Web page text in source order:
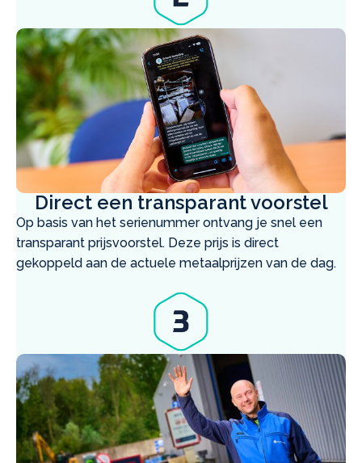
Direct een transparant voorstel
Op basis van het serienummer ontvang je snel een
transparant prijsvoorstel. Deze prijs is direct
gekoppeld aan de actuele metaalprijzen van de dag.